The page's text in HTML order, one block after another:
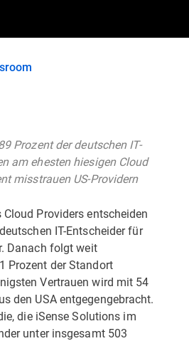
Prozent der deutschen IT-
am ehesten hiesigen Cloud
misstrauen US-Providern
Providers entscheiden
IT-Entscheider für
Danach folgt weit
Prozent der Standort
Vertrauen wird mit 54
den USA entgegengebracht.
die iSense Solutions im
unter insgesamt 503